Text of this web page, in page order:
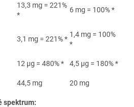
13,3 mg = 221%
*
6 mg = 100% *
3,1 mg = 221% *
1,4 mg = 100%
*
12 μg = 480% * 4,5 μg = 180% *
44,5 mg 20 mg
spektrum: